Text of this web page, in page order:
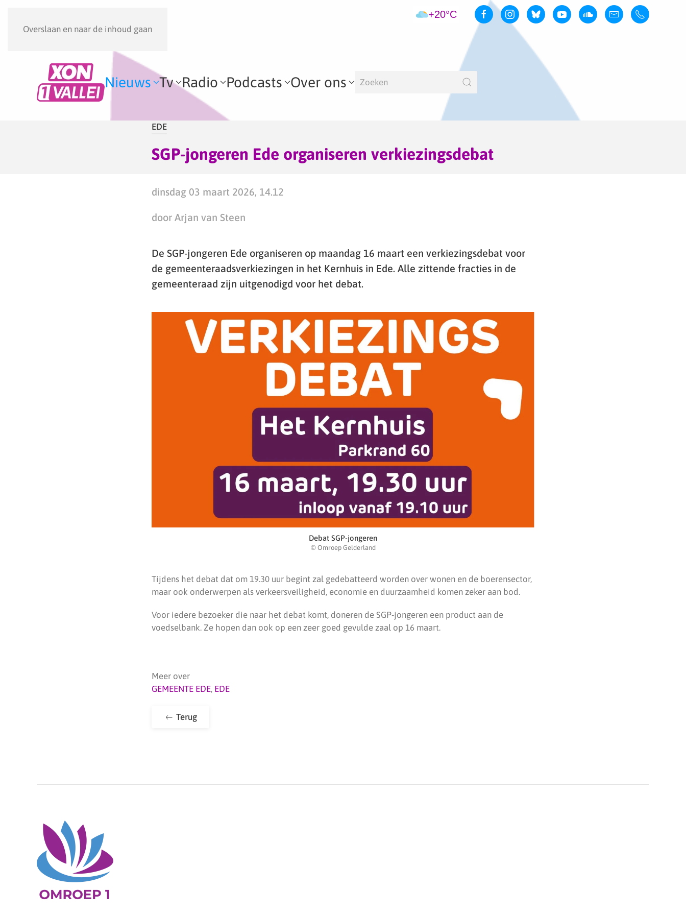
Overslaan en naar de inhoud gaan
+20°C
Nieuws Tv Radio Podcasts Over ons
EDE
SGP-jongeren Ede organiseren verkiezingsdebat
dinsdag 03 maart 2026, 14.12
door Arjan van Steen
De SGP-jongeren Ede organiseren op maandag 16 maart een verkiezingsdebat voor
de gemeenteraadsverkiezingen in het Kernhuis in Ede. Alle zittende fracties in de
gemeenteraad zijn uitgenodigd voor het debat.
Debat SGP-jongeren
© Omroep Gelderland
Tijdens het debat dat om 19.30 uur begint zal gedebatteerd worden over wonen en de boerensector,
maar ook onderwerpen als verkeersveiligheid, economie en duurzaamheid komen zeker aan bod.
Voor iedere bezoeker die naar het debat komt, doneren de SGP-jongeren een product aan de
voedselbank. Ze hopen dan ook op een zeer goed gevulde zaal op 16 maart.
Meer over
GEMEENTE EDE, EDE
Terug